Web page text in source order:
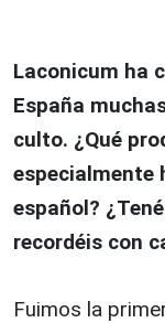
Laconicum ha
España
culto. ¿Qué
especialmente
español?
recordéis con
Fuimos la